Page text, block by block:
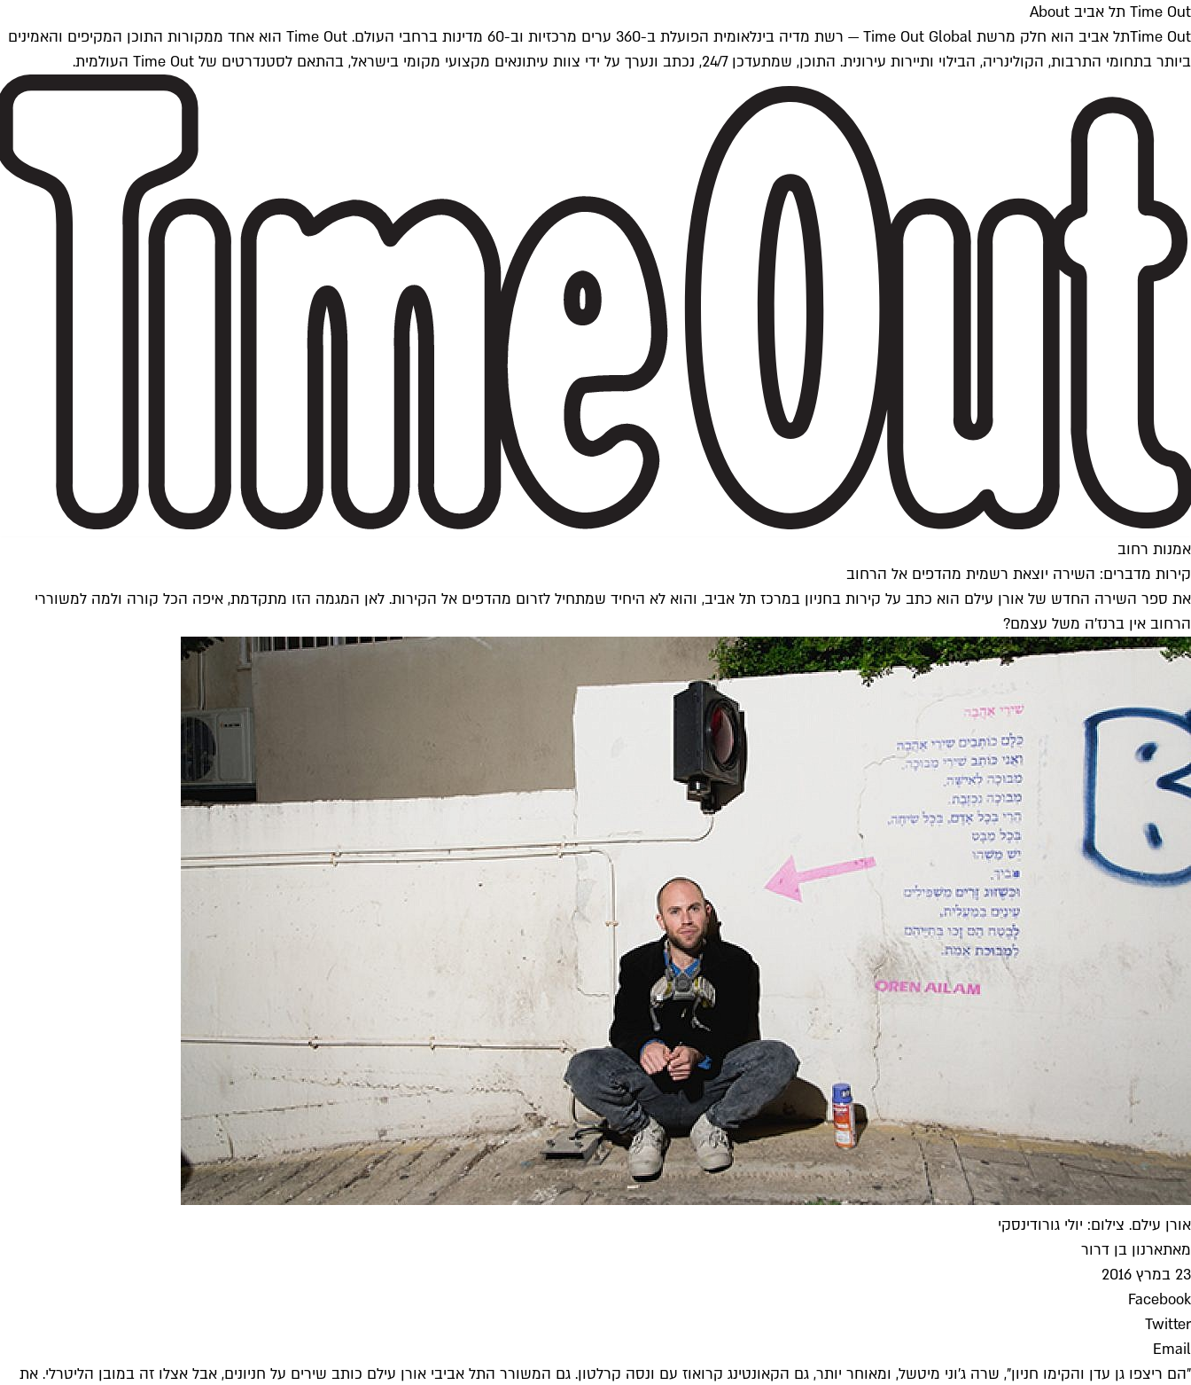
Time Out תל אביב About
Time Outתל אביב הוא חלק מרשת Time Out Global — רשת מדיה בינלאומית הפועלת ב-360 ערים מרכזיות וב-60 מדינות ברחבי העולם. Time Out הוא אחד ממקורות התוכן המקיפים והאמינים
ביותר בתחומי התרבות, הקולינריה, הבילוי ותיירות עירונית. התוכן, שמתעדכן 24/7, נכתב ונערך על ידי צוות עיתונאים מקצועי מקומי בישראל, בהתאם לסטנדרטים של Time Out העולמית.
אמנות רחוב
קירות מדברים: השירה יוצאת רשמית מהדפים אל הרחוב
את ספר השירה החדש של אורן עילם הוא כתב על קירות בחניון במרכז תל אביב, והוא לא היחיד שמתחיל לזרום מהדפים אל הקירות. לאן המגמה הזו מתקדמת, איפה הכל קורה ולמה למשוררי
הרחוב אין ברנז'ה משל עצמם?
אורן עילם. צילום: יולי גורודינסקי
מאתארנון בן דרור
23 במרץ 2016
Facebook
Twitter
Email
"הם ריצפו גן עדן והקימו חניון", שרה ג'וני מיטשל, ומאוחר יותר, גם הקאונטינג קרואוז עם ונסה קרלטון. גם המשורר התל אביבי אורן עילם כותב שירים על חניונים, אבל אצלו זה במובן הליטרלי. את